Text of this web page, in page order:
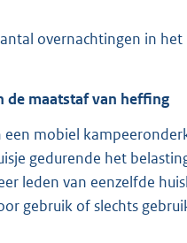
overnachtingen in het
de maatstaf van heffing
mobiel
gedurende het
leden van eenzelfde
gebruik of slechts